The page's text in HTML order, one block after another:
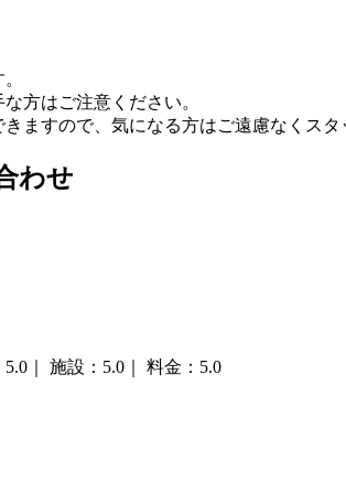
方はご注意ください。
ますので、気になる方はご遠慮なくスタ
わせ
5.0｜ 施設： 5.0｜ 料金： 5.0